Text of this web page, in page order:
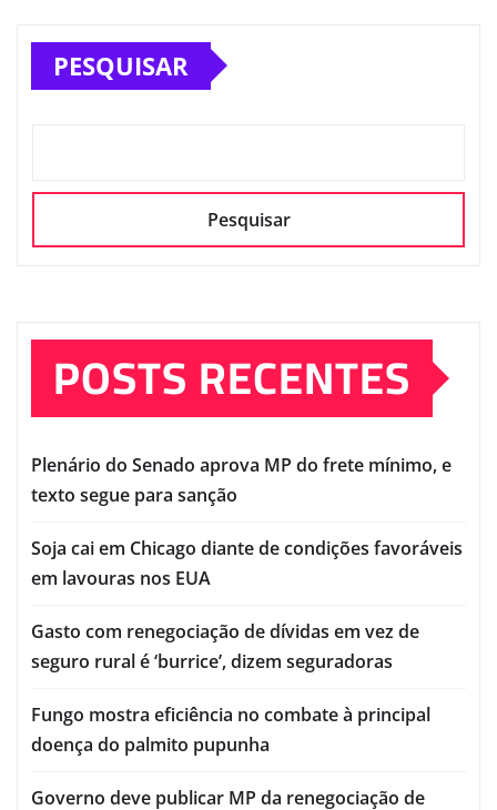
PESQUISAR
Pesquisar
POSTS RECENTES
Plenário do Senado aprova MP do frete mínimo, e
texto segue para sanção
Soja cai em Chicago diante de condições favoráveis
em lavouras nos EUA
Gasto com renegociação de dívidas em vez de
seguro rural é ‘burrice’, dizem seguradoras
Fungo mostra eficiência no combate à principal
doença do palmito pupunha
Governo deve publicar MP da renegociação de